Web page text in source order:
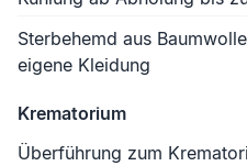
Sterbehemd aus
eigene Kleidung
Krematorium
Überführung zum